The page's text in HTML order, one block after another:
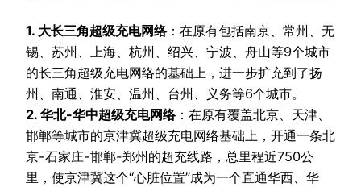
1. 大长三角超级充电网络：在原有包括南京、常州、无
锡、苏州、上海、杭州、绍兴、宁波、舟山等9个城市
的长三角超级充电网络的基础上，进一步扩充到了扬
州、南通、淮安、温州、台州、义务等6个城市。
2. 华北-华中超级充电网络：在原有覆盖北京、天津、
邯郸等城市的京津冀超级充电网络基础上，开通一条北
京-石家庄-邯郸-郑州的超充线路，总里程近750公
里，使京津冀这个“心脏位置”成为一个直通华西、华